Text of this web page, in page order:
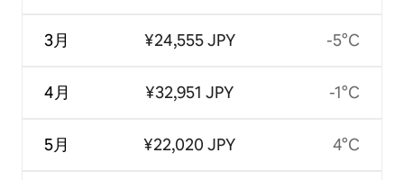
3月
4月
5月
¥24,555 JPY
¥32,951 JPY
¥22,020 JPY
-5°C
-1°C
4°C